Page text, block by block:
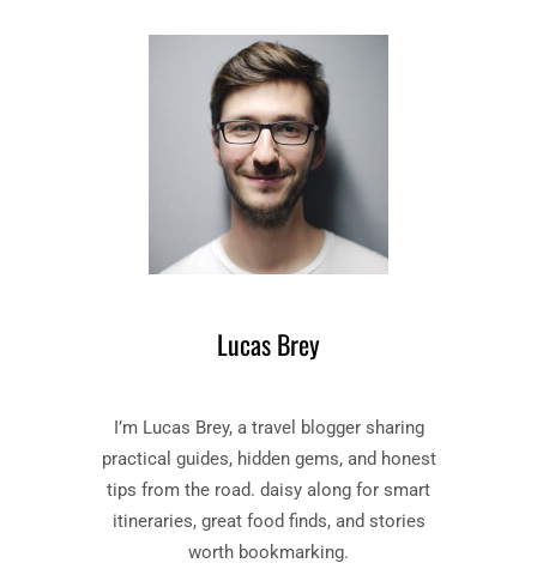
Lucas Brey
I’m Lucas Brey, a travel blogger sharing
practical guides, hidden gems, and honest
tips from the road. daisy along for smart
itineraries, great food finds, and stories
worth bookmarking.